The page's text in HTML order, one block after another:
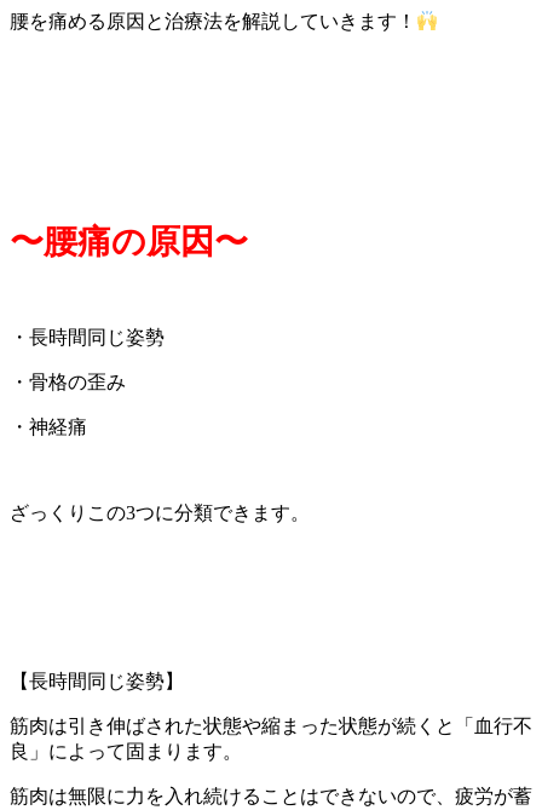
腰を痛める原因と治療法を解説していきます！
〜腰痛の原因〜
・長時間同じ姿勢
・骨格の歪み
・神経痛
ざっくりこの3つに分類できます。
【長時間同じ姿勢】
筋肉は引き伸ばされた状態や縮まった状態が続くと「血行不
良」によって固まります。
筋肉は無限に力を入れ続けることはできないので、疲労が蓄